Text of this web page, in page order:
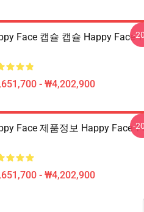
Face 캡슐 캡슐 Happy Face
- ₩4,202,900
-
Face 제품정보 Happy Face T-
- ₩4,202,900
-